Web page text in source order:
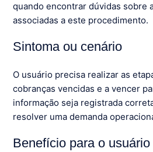
quando encontrar dúvidas sobre
associadas a este procedimento.
Sintoma ou cenário
O usuário precisa realizar as
cobranças vencidas e a vencer
informação seja registrada
resolver uma demanda
Benefício para o